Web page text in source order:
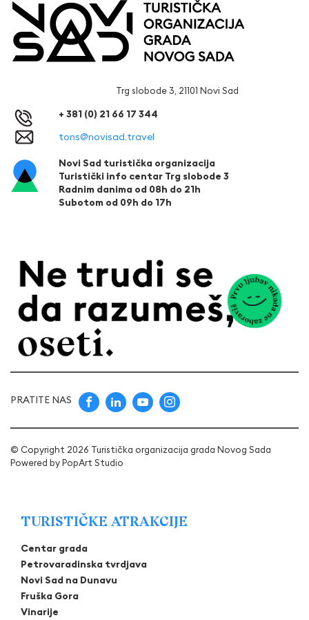
Trg slobode 3, 21101 Novi Sad
+ 381 (0) 21 66 17 344
tons@novisad.travel
Novi Sad turistička organizacija
Turistički info centar Trg slobode 3
Radnim danima od 08h do 21h
Subotom od 09h do 17h
PRATITE NAS
© Copyright 2026 Turistička organizacija grada Novog Sada
Powered byPopArt Studio
TURISTIČKE ATRAKCIJE
Centar grada
Petrovaradinska tvrdjava
Novi Sad na Dunavu
Fruška Gora
Vinarije